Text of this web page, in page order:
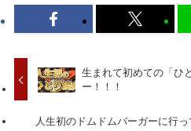
生まれて初めての「ひ
ー！！！
人生初のドムドムバーガーに行っ